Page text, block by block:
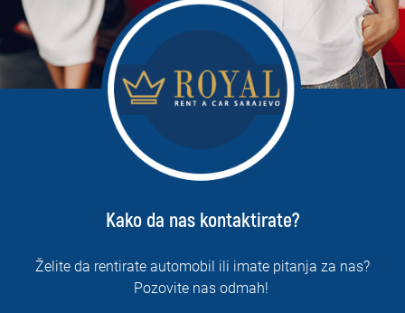
Kako da nas kontaktirate?
Želite da rentirate automobil ili imate pitanja za nas?
Pozovite nas odmah!